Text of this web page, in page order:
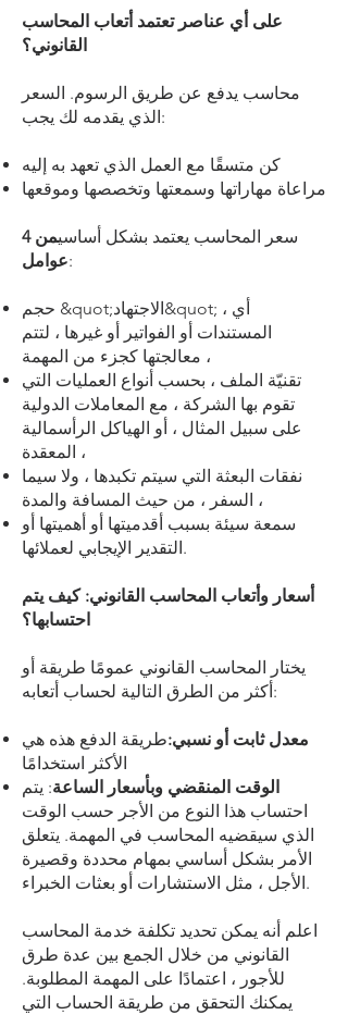
على أي عناصر تعتمد أتعاب المحاسب
القانوني؟
محاسب يدفع عن طريق الرسوم. السعر
الذي يقدمه لك يجب:
كن متسقًا مع العمل الذي تعهد به إليه
مراعاة مهاراتها وسمعتها وتخصصها وموقعها
سعر المحاسب يعتمد بشكل أساسي
من 4
عوامل:
حجم &quot;الاجتهاد&quot; ، أي
المستندات أو الفواتير أو غيرها ، لتتم
معالجتها كجزء من المهمة ،
تقنيّة الملف ، بحسب أنواع العمليات التي
تقوم بها الشركة ، مع المعاملات الدولية
على سبيل المثال ، أو الهياكل الرأسمالية
المعقدة ،
نفقات البعثة التي سيتم تكبدها ، ولا سيما
السفر ، من حيث المسافة والمدة ،
سمعة سيئة بسبب أقدميتها أو أهميتها أو
التقدير الإيجابي لعملائها.
أسعار وأتعاب المحاسب القانوني: كيف يتم
احتسابها؟
يختار المحاسب القانوني عمومًا طريقة أو
أكثر من الطرق التالية لحساب أتعابه:
معدل ثابت أو نسبي:طريقة الدفع هذه هي
الأكثر استخدامًا
الوقت المنقضي وبأسعار الساعة: يتم
احتساب هذا النوع من الأجر حسب الوقت
الذي سيقضيه المحاسب في المهمة. يتعلق
الأمر بشكل أساسي بمهام محددة وقصيرة
الأجل ، مثل الاستشارات أو بعثات الخبراء.
اعلم أنه يمكن تحديد تكلفة خدمة المحاسب
القانوني من خلال الجمع بين عدة طرق
للأجور ، اعتمادًا على المهمة المطلوبة.
يمكنك التحقق من طريقة الحساب التي